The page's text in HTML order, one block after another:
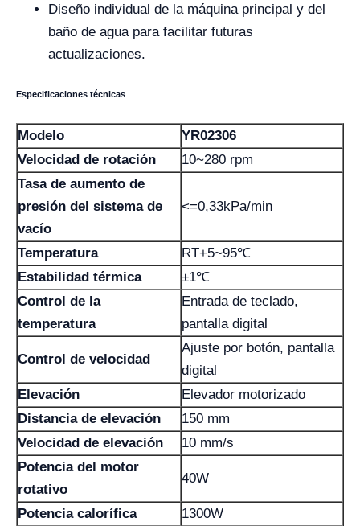
Diseño individual de la máquina principal y del
baño de agua para facilitar futuras
actualizaciones.
Especificaciones técnicas
Modelo
YR02306
Velocidad de rotación
10~280 rpm
Tasa de aumento de
presión del sistema de
vacío
<=0,33kPa/min
Temperatura
RT+5~95℃
Estabilidad térmica
±1℃
Control de la
temperatura
Entrada de teclado,
pantalla digital
Control de velocidad
Ajuste por botón, pantalla
digital
Elevación
Elevador motorizado
Distancia de elevación
150 mm
Velocidad de elevación
10 mm/s
Potencia del motor
rotativo
40W
Potencia calorífica
1300W